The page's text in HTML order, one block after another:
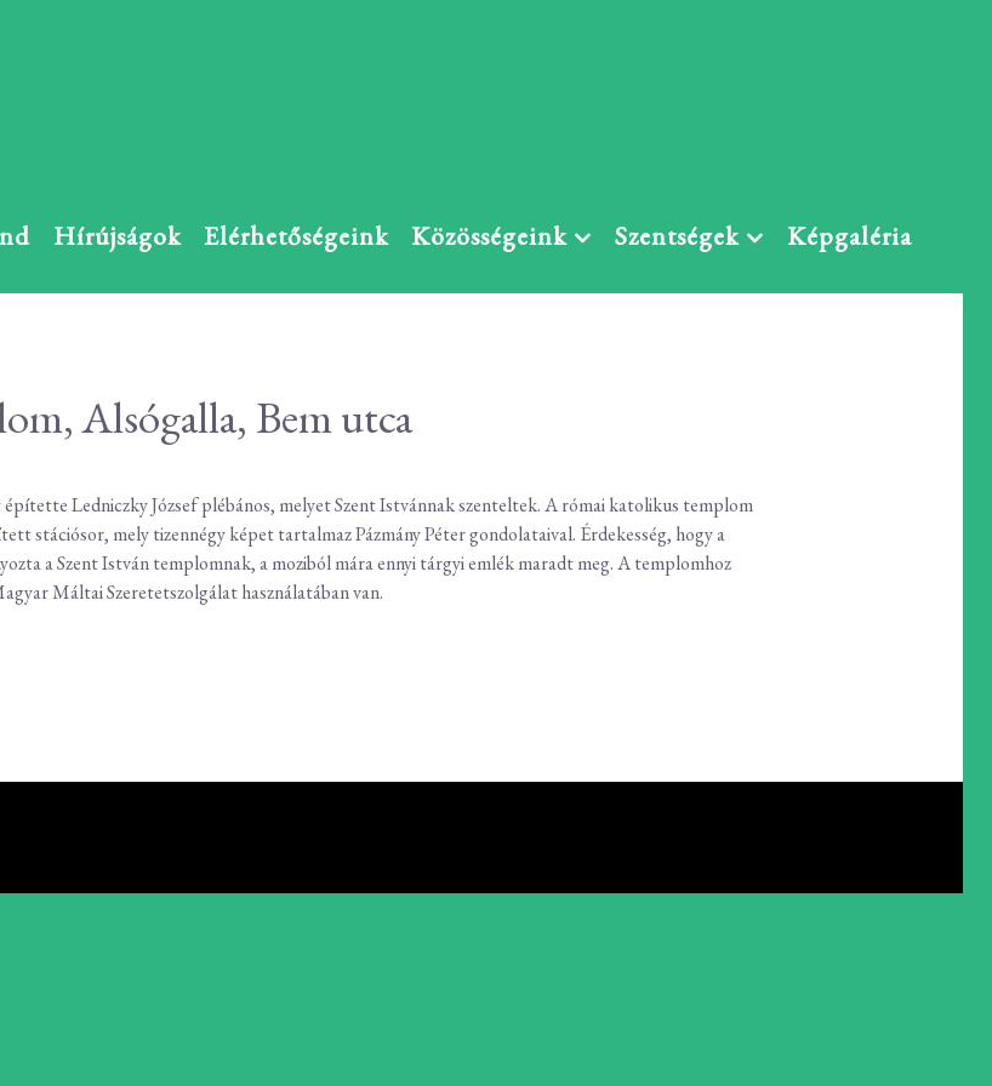
Hírújságok Elérhetőségeink Közösségeink Szentségek Képgaléria
Alsógalla, Bem utca
Ledniczky József plébános, melyet Szent Istvánnak szenteltek. A római katolikus templom
stációsor, mely tizennégy képet tartalmaz Pázmány Péter gondolataival. Érdekesség, hogy a
a Szent István templomnak, a moziból mára ennyi tárgyi emlék maradt meg. A templomhoz
Máltai Szeretetszolgálat használatában van.